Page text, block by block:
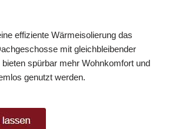
effiziente Wärmeisolierung das
mit gleichbleibender
spürbar mehr Wohnkomfort und
genutzt werden.